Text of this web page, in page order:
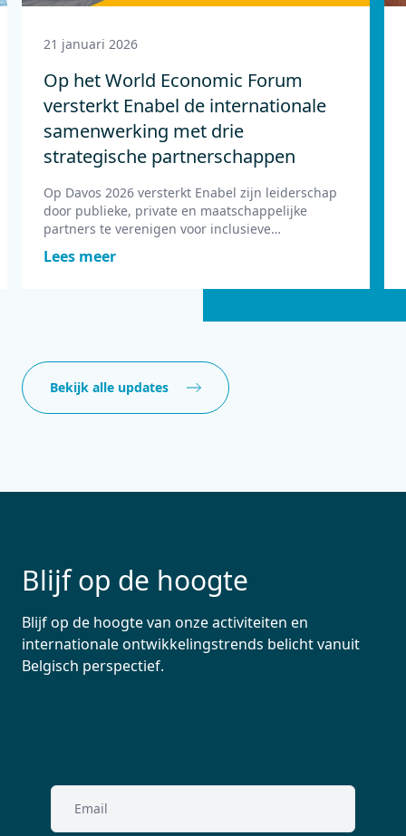
21 januari 2026
Op het World Economic Forum
versterkt Enabel de internationale
samenwerking met drie
strategische partnerschappen
Op Davos 2026 versterkt Enabel zijn leiderschap
door publieke, private en maatschappelijke
partners te verenigen voor inclusieve
samenwerking.
Lees meer
Bekijk alle updates
Blijf op de hoogte
Blijf op de hoogte van onze activiteiten en
internationale ontwikkelingstrends belicht vanuit
Belgisch perspectief.
Email
(Vereist)